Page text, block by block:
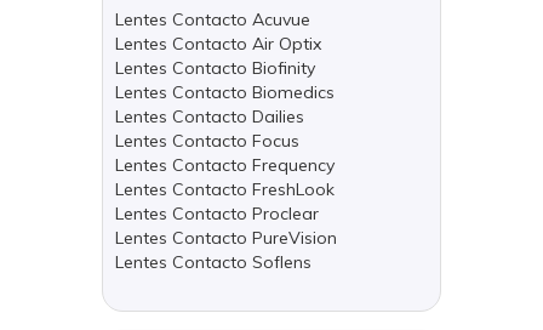
Lentes Contacto Acuvue
Lentes Contacto Air Optix
Lentes Contacto Biofinity
Lentes Contacto Biomedics
Lentes Contacto Dailies
Lentes Contacto Focus
Lentes Contacto Frequency
Lentes Contacto FreshLook
Lentes Contacto Proclear
Lentes Contacto PureVision
Lentes Contacto Soflens